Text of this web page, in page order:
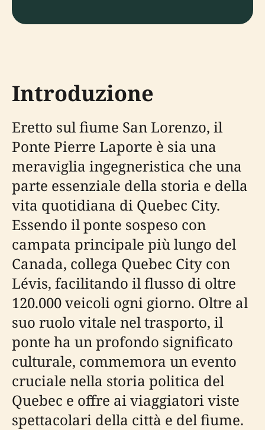
Introduzione
Eretto sul fiume San Lorenzo, il
Ponte Pierre Laporte è sia una
meraviglia ingegneristica che una
parte essenziale della storia e della
vita quotidiana di Quebec City.
Essendo il ponte sospeso con
campata principale più lungo del
Canada, collega Quebec City con
Lévis, facilitando il flusso di oltre
120.000 veicoli ogni giorno. Oltre al
suo ruolo vitale nel trasporto, il
ponte ha un profondo significato
culturale, commemora un evento
cruciale nella storia politica del
Quebec e offre ai viaggiatori viste
spettacolari della città e del fiume.